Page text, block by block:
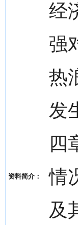
资料简介：
经
强
热
发
四
情
及